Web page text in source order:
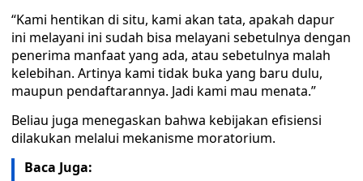
“Kami hentikan di situ, kami akan tata, apakah dapur
ini melayani ini sudah bisa melayani sebetulnya dengan
penerima manfaat yang ada, atau sebetulnya malah
kelebihan. Artinya kami tidak buka yang baru dulu,
maupun pendaftarannya. Jadi kami mau menata.”
Beliau juga menegaskan bahwa kebijakan efisiensi
dilakukan melalui mekanisme moratorium.
Baca Juga: